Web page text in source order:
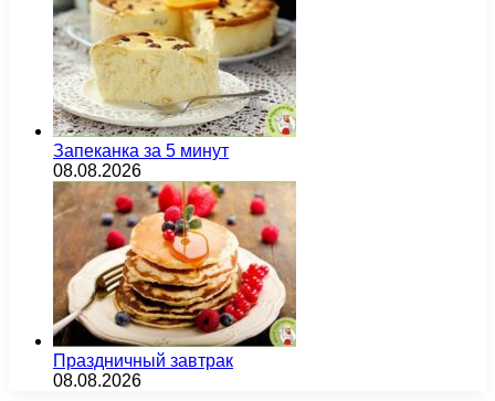
Запеканка за 5 минут
08.08.2026
Праздничный завтрак
08.08.2026